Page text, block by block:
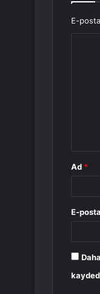
E-
Ad *
E-posta